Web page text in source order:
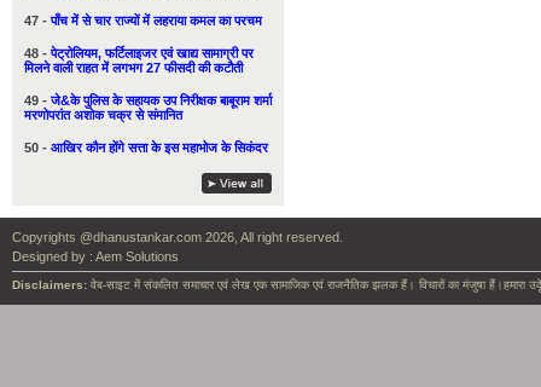
47 -पाँच में से चार राज्यों में लहराया कमल का परचम
48 -पेट्रोलियम, फर्टिलाइजर एवं खाद्य सामाग्री पर
मिलने वाली राहत में लगभग 27 फीसदी की कटौती
49 -जे&के पुलिस के सहायक उप निरीक्षक बाबूराम शर्मा
मरणोपरांत अशोक चक्र से संमानित
50 - आखिर कौन होंगे सत्ता के इस महाभोज के सिकंदर
Copyrights @dhanustankar.com 2026, All right reserved.
Designed by : Aem Solutions
Disclaimers: वेब-साइट में संकलित समाचार एवं लेख एक सामाजिक एवं राजनैतिक झलक हैं। विचारों का मंजुषा हैं।हमारा